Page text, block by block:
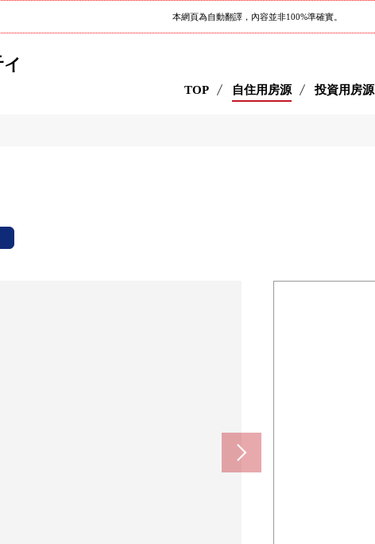
本網頁為自動翻譯，內容並非100%準確實。
TOP 自住用房源 投資用房源